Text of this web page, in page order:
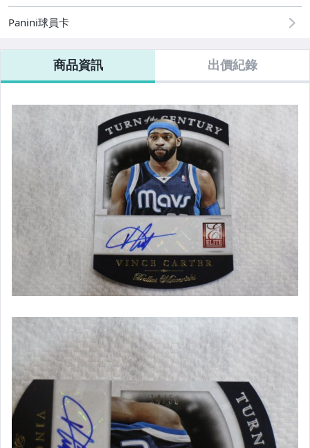
Panini球員卡
商品資訊 出價紀錄